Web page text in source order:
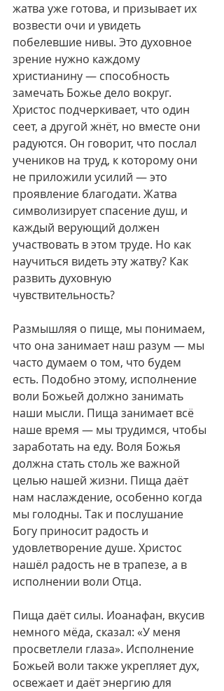
жатва уже готова, и призывает их
возвести очи и увидеть
побелевшие нивы. Это духовное
зрение нужно каждому
христианину — способность
замечать Божье дело вокруг.
Христос подчеркивает, что один
сеет, а другой жнёт, но вместе они
радуются. Он говорит, что послал
учеников на труд, к которому они
не приложили усилий — это
проявление благодати. Жатва
символизирует спасение душ, и
каждый верующий должен
участвовать в этом труде. Но как
научиться видеть эту жатву? Как
развить духовную
чувствительность?
Размышляя о пище, мы понимаем,
что она занимает наш разум — мы
часто думаем о том, что будем
есть. Подобно этому, исполнение
воли Божьей должно занимать
наши мысли. Пища занимает всё
наше время — мы трудимся, чтобы
заработать на еду. Воля Божья
должна стать столь же важной
целью нашей жизни. Пища даёт
нам наслаждение, особенно когда
мы голодны. Так и послушание
Богу приносит радость и
удовлетворение душе. Христос
нашёл радость не в трапезе, а в
исполнении воли Отца.
Пища даёт силы. Иоанафан, вкусив
немного мёда, сказал: «У меня
просветлели глаза». Исполнение
Божьей воли также укрепляет дух,
освежает и даёт энергию для